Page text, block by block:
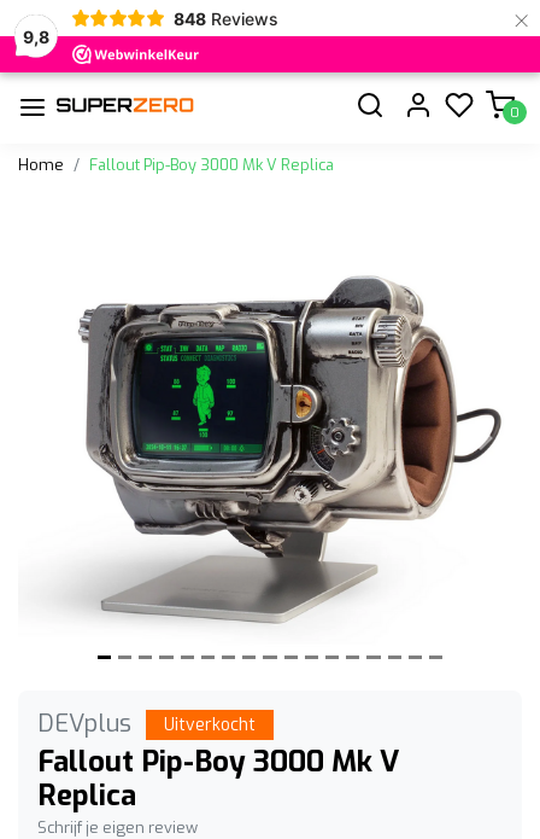
9,8
848 Reviews ×
0
Home Fallout Pip-Boy 3000 Mk V Replica
Vorige
DEVplus Uitverkocht
Fallout Pip-Boy 3000 Mk V
Replica
Schrijf je eigen review